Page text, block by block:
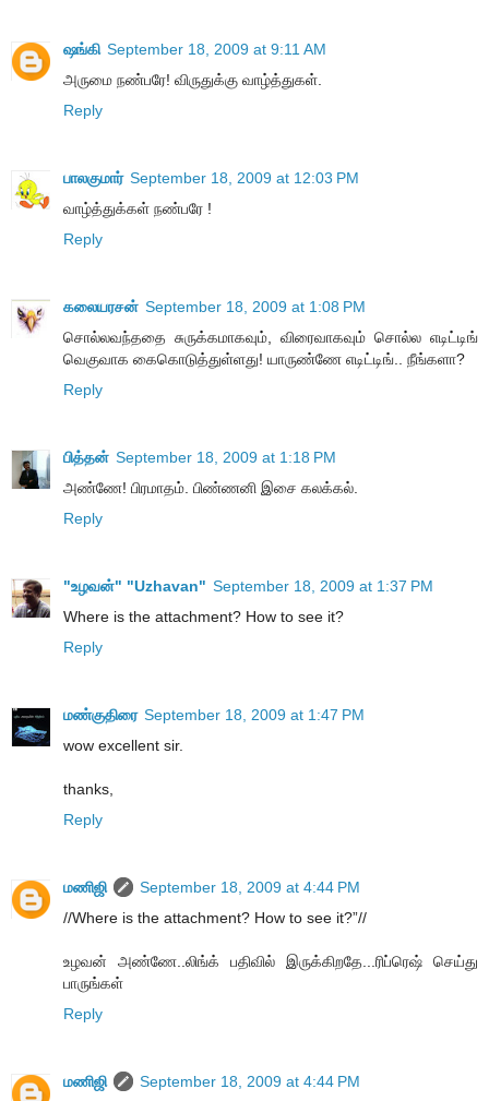
ஷங்கி September 18, 2009 at 9:11 AM
அருமை நண்பரே! விருதுக்கு வாழ்த்துகள்.
Reply
பாலகுமார் September 18, 2009 at 12:03 PM
வாழ்த்துக்கள் நண்பரே !
Reply
கலையரசன் September 18, 2009 at 1:08 PM
சொல்லவந்ததை சுருக்கமாகவும், விரைவாகவும் சொல்ல எடிட்டிங்
வெகுவாக கைகொடுத்துள்ளது! யாருண்ணே எடிட்டிங்.. நீங்களா?
Reply
பித்தன் September 18, 2009 at 1:18 PM
அண்ணே! பிரமாதம். பிண்ணனி இசை கலக்கல்.
Reply
"உழவன்" "Uzhavan" September 18, 2009 at 1:37 PM
Where is the attachment? How to see it?
Reply
மண்குதிரை September 18, 2009 at 1:47 PM
wow excellent sir.
thanks,
Reply
மணிஜி
September 18, 2009 at 4:44 PM
//Where is the attachment? How to see it?”//
உழவன் அண்ணே..லிங்க் பதிவில் இருக்கிறதே...ரிப்ரெஷ் செய்து
பாருங்கள்
Reply
மணிஜி
September 18, 2009 at 4:44 PM